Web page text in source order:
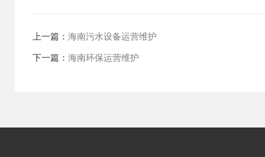
上一篇： 海南污水设备运营维护
下一篇： 海南环保运营维护